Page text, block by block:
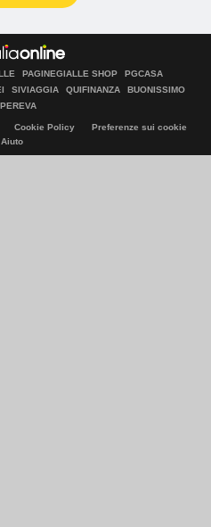
PAGINEGIALLE SHOP
PGCASA
SIVIAGGIA QUIFINANZA
BUONISSIMO
Cookie Policy
Preferenze sui cookie
Aiuto